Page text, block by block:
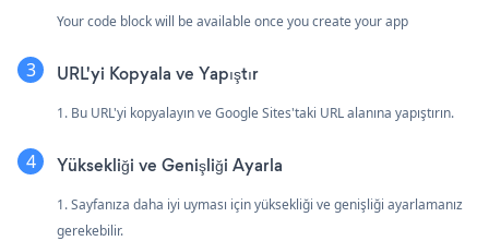
Your code block will be available once you create your app
URL'yi Kopyala ve Yapıştır
1. Bu URL'yi kopyalayın ve Google Sites'taki URL alanına yapıştırın.
Yüksekliği ve Genişliği Ayarla
1. Sayfanıza daha iyi uyması için yüksekliği ve genişliği ayarlamanız
gerekebilir.